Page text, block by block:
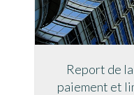
Report de
paiement et